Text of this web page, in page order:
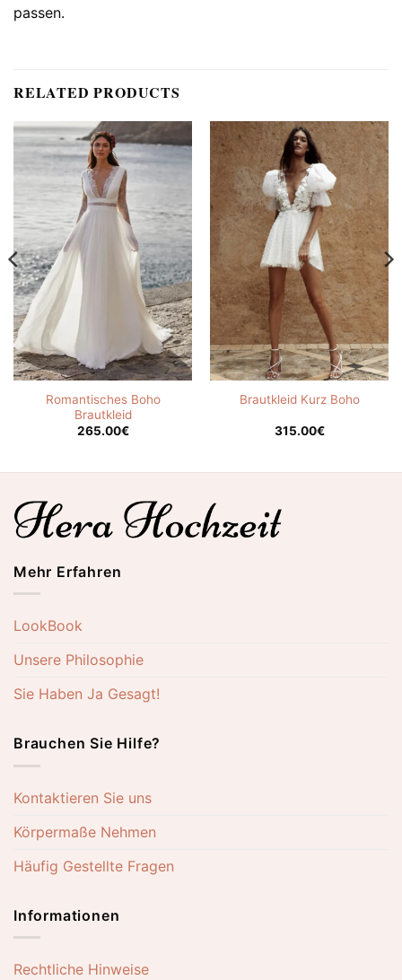
passen.
RELATED PRODUCTS
Romantisches Boho
Brautkleid
265.00€
Brautkleid Kurz Boho
315.00€
Mehr Erfahren
LookBook
Unsere Philosophie
Sie Haben Ja Gesagt!
Brauchen Sie Hilfe?
Kontaktieren Sie uns
Körpermaße Nehmen
Häufig Gestellte Fragen
Informationen
Rechtliche Hinweise